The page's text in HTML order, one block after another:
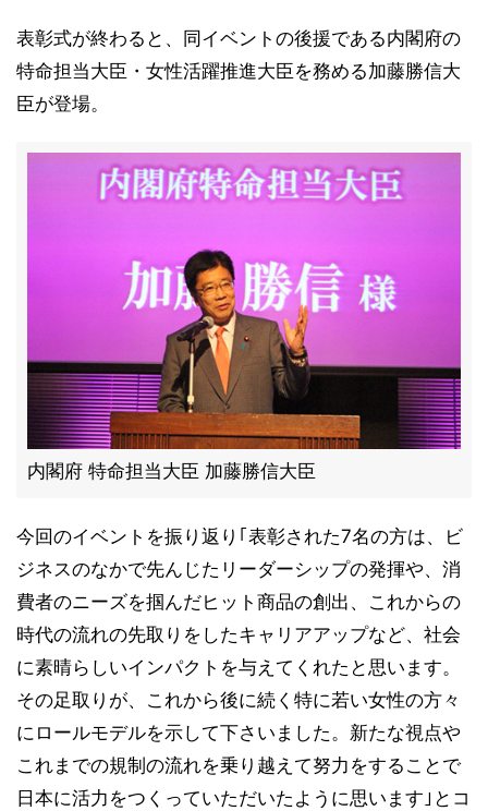
表彰式が終わると、同イベントの後援である内閣府の
特命担当大臣・女性活躍推進大臣を務める加藤勝信大
臣が登場。
内閣府 特命担当大臣 加藤勝信大臣
今回のイベントを振り返り｢表彰された7名の方は、ビ
ジネスのなかで先んじたリーダーシップの発揮や、消
費者のニーズを掴んだヒット商品の創出、これからの
時代の流れの先取りをしたキャリアアップなど、社会
に素晴らしいインパクトを与えてくれたと思います。
その足取りが、これから後に続く特に若い女性の方々
にロールモデルを示して下さいました。新たな視点や
これまでの規制の流れを乗り越えて努力をすることで
日本に活力をつくっていただいたように思います｣とコ